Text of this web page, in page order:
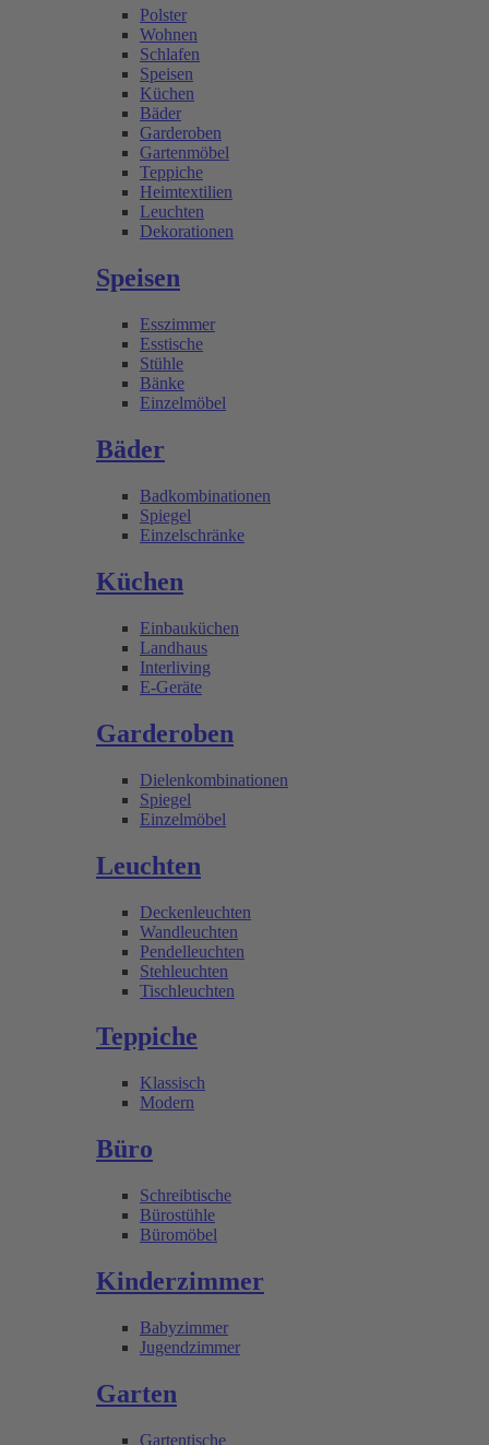
Polster
Wohnen
Schlafen
Speisen
Küchen
Bäder
Garderoben
Gartenmöbel
Teppiche
Heimtextilien
Leuchten
Dekorationen
Speisen
Esszimmer
Esstische
Stühle
Bänke
Einzelmöbel
Bäder
Badkombinationen
Spiegel
Einzelschränke
Küchen
Einbauküchen
Landhaus
Interliving
E-Geräte
Garderoben
Dielenkombinationen
Spiegel
Einzelmöbel
Leuchten
Deckenleuchten
Wandleuchten
Pendelleuchten
Stehleuchten
Tischleuchten
Teppiche
Klassisch
Modern
Büro
Schreibtische
Bürostühle
Büromöbel
Kinderzimmer
Babyzimmer
Jugendzimmer
Garten
Gartentische